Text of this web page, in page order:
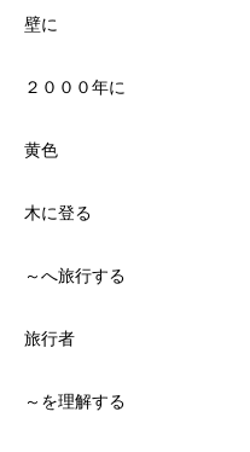
壁に
２０００年に
黄色
木に登る
～へ旅行する
旅行者
～を理解する